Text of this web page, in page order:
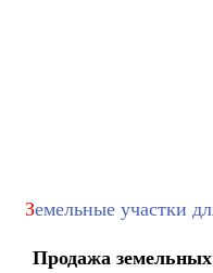
Земельные участки
Продажа земельных